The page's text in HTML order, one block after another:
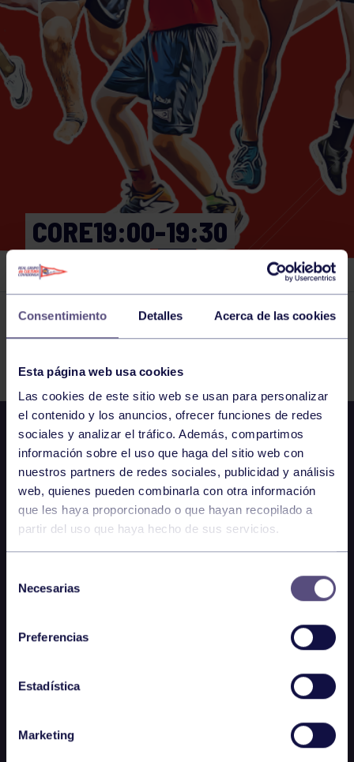
Consentimiento Detalles Acerca de las cookies
Esta página web usa cookies
Las cookies de este sitio web se usan para personalizar
el contenido y los anuncios, ofrecer funciones de redes
sociales y analizar el tráfico. Además, compartimos
información sobre el uso que haga del sitio web con
nuestros partners de redes sociales, publicidad y análisis
web, quienes pueden combinarla con otra información
que les haya proporcionado o que hayan recopilado a
partir del uso que haya hecho de sus servicios.
Necesarias
Preferencias
Estadística
Marketing
CORE19:00-19:30
GIMNASIO